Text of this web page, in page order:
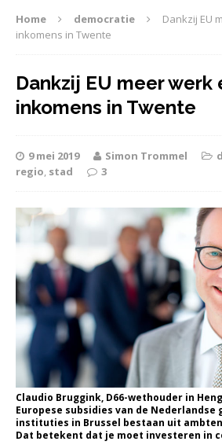
Home democratie
Dankzij EU
inkomens in Twente
Dankzij EU meer werk
inkomens in Twente
9 mei 2019 Simon Trommel
regio, stad 3
Claudio Bruggink, D66-wethouder in
Europese subsidies van de Nederlandse
instituties in Brussel bestaan uit
Dat betekent dat je moet investeren in